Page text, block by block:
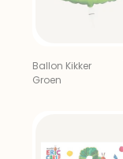
Ballon Kikker
Groen